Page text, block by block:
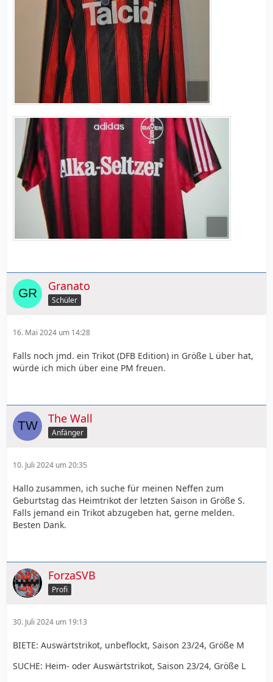
Granato
Schüler
16. Mai 2024 um 14:28
Falls noch jmd. ein Trikot (DFB Edition) in Größe L über hat,
würde ich mich über eine PM freuen.
The Wall
Anfänger
10. Juli 2024 um 20:35
Hallo zusammen, ich suche für meinen Neffen zum
Geburtstag das Heimtrikot der letzten Saison in Größe S.
Falls jemand ein Trikot abzugeben hat, gerne melden.
Besten Dank.
ForzaSVB
Profi
30. Juli 2024 um 19:13
BIETE: Auswärtstrikot, unbeflockt, Saison 23/24, Größe M
SUCHE: Heim- oder Auswärtstrikot, Saison 23/24, Größe L